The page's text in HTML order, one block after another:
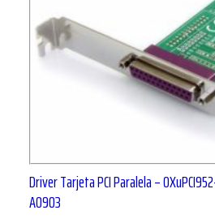
Driver Tarjeta PCI Paralela –
A0903